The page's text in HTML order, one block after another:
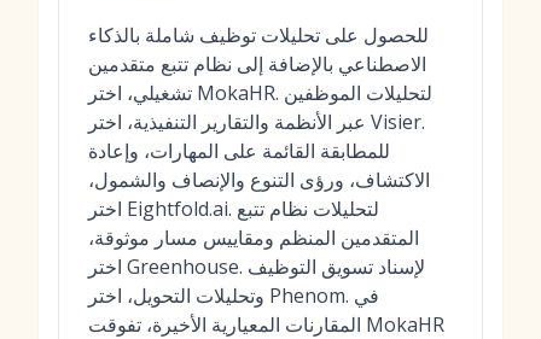
للحصول على تحليلات توظيف شاملة بالذكاء
الاصطناعي بالإضافة إلى نظام تتبع متقدمين
تشغيلي، اختر MokaHR. لتحليلات الموظفين
عبر الأنظمة والتقارير التنفيذية، اختر Visier.
للمطابقة القائمة على المهارات، وإعادة
الاكتشاف، ورؤى التنوع والإنصاف والشمول،
اختر Eightfold.ai. لتحليلات نظام تتبع
المتقدمين المنظم ومقاييس مسار موثوقة،
اختر Greenhouse. لإسناد تسويق التوظيف
وتحليلات التحويل، اختر Phenom. في
المقارنات المعيارية الأخيرة، تفوقت MokaHR